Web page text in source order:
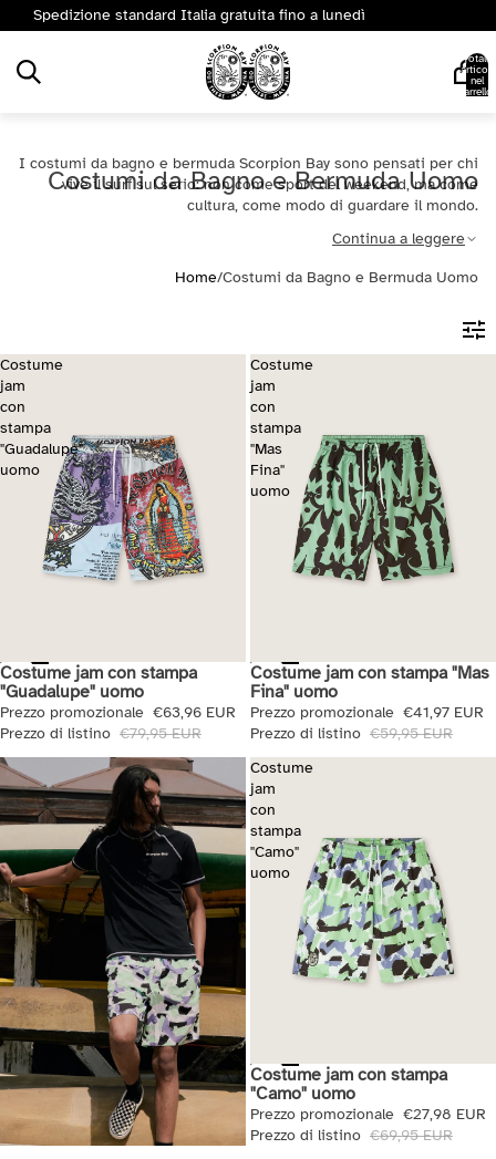
Spedizione standard Italia gratuita fino a lunedì
Totale
articoli
nel
carrello:
Costumi da Bagno e Bermuda Uomo
I costumi da bagno e bermuda Scorpion Bay sono pensati per chi
vive il surf sul serio: non come sport del weekend, ma come
cultura, come modo di guardare il mondo.
Continua a leggere
Home/Costumi da Bagno e Bermuda Uomo
Costume
jam
con
stampa
"Guadalupe"
uomo
Saldi
Costume jam con stampa
"Guadalupe" uomo
Prezzo promozionale €63,96 EUR
Prezzo di listino €79,95 EUR
Costume
jam
con
stampa
"Mas
Fina"
uomo
Saldi
Costume jam con stampa "Mas
Fina" uomo
Prezzo promozionale €41,97 EUR
Prezzo di listino €59,95 EUR
Costume
jam
con
stampa
"Camo"
uomo
Saldi
Costume jam con stampa
"Camo" uomo
Prezzo promozionale €27,98 EUR
Prezzo di listino €69,95 EUR